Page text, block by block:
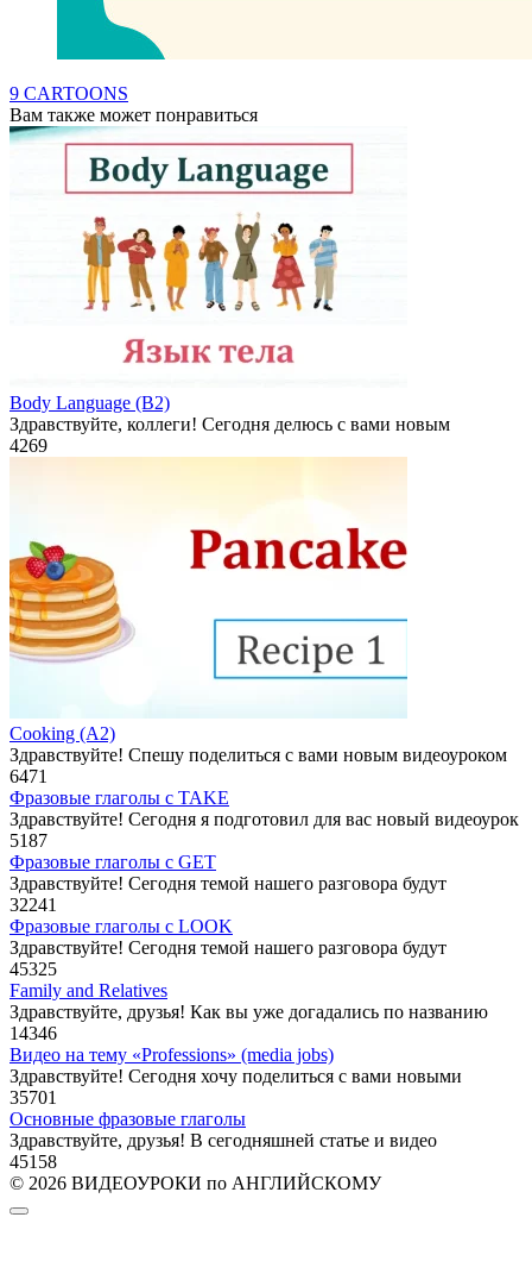
9 CARTOONS
Вам также может понравиться
Body Language (B2)
Здравствуйте, коллеги! Сегодня делюсь с вами новым
4269
Cooking (A2)
Здравствуйте! Спешу поделиться с вами новым видеоуроком
6471
Фразовые глаголы с TAKE
Здравствуйте! Сегодня я подготовил для вас новый видеоурок
5187
Фразовые глаголы с GET
Здравствуйте! Сегодня темой нашего разговора будут
32241
Фразовые глаголы с LOOK
Здравствуйте! Сегодня темой нашего разговора будут
45325
Family and Relatives
Здравствуйте, друзья! Как вы уже догадались по названию
14346
Видео на тему «Professions» (media jobs)
Здравствуйте! Сегодня хочу поделиться с вами новыми
35701
Основные фразовые глаголы
Здравствуйте, друзья! В сегодняшней статье и видео
45158
© 2026 ВИДЕОУРОКИ по АНГЛИЙСКОМУ